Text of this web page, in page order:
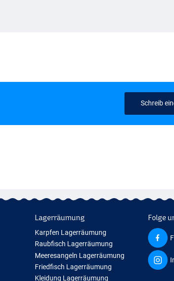
Schreib
Lagerräumung
Karpfen Lagerräumung
Raubfisch Lagerräumung
Meeresangeln Lagerräumung
Friedfisch Lagerräumung
Kleidung Lagerräumung
Folge